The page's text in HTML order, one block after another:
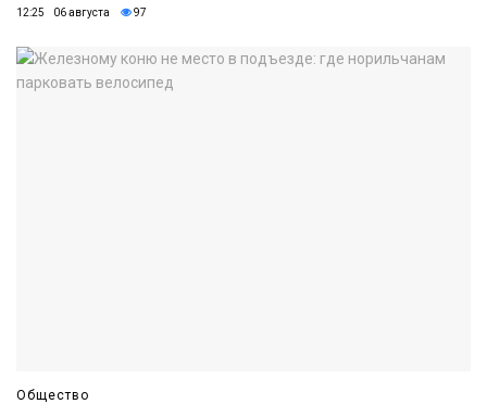
12:25 06 августа 97
Общество